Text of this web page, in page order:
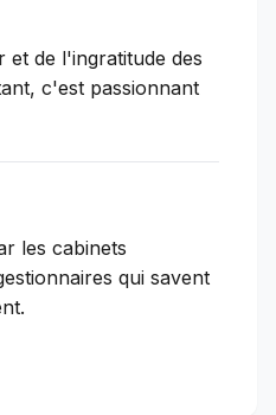
et de l'ingratitude des
c'est passionnant
les cabinets
qui savent